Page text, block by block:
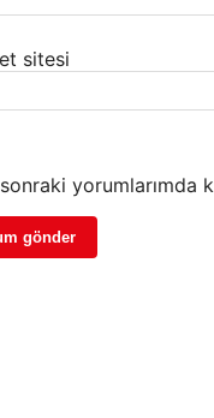
sitesi
yorumlarımda